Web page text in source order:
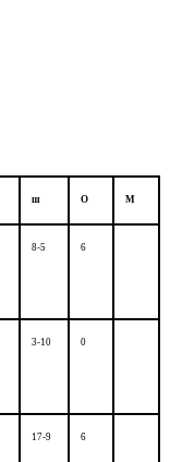
ш О М
8-5 6
3-10 0
17-9 6